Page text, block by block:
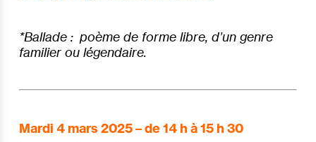
*Ballade : poème de forme libre, d’un genre
familier ou légendaire.
Mardi 4 mars 2025 – de 14 h à 15 h 30